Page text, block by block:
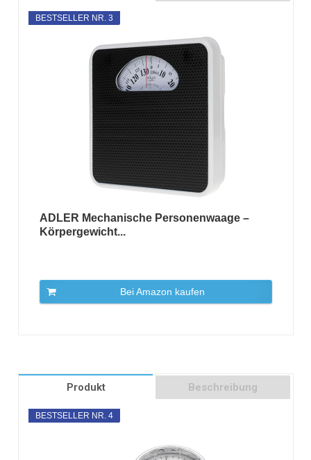
BESTSELLER NR. 3
ADLER Mechanische Personenwaage –
Körpergewicht...
Bei Amazon kaufen
Produkt Beschreibung
BESTSELLER NR. 4